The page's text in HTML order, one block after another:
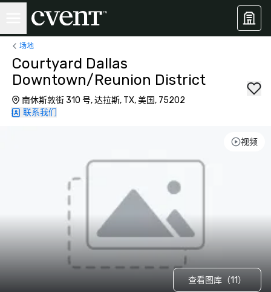
场地
Courtyard Dallas
Downtown/Reunion District
南休斯敦街 310 号, 达拉斯, TX, 美国, 75202
联系我们
视频
查看图库（11）